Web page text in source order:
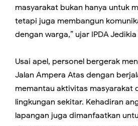
masyarakat bukan hanya untuk
tetapi juga membangun
dengan warga,” ujar IPDA
Usai apel, personel bergerak
Jalan Ampera Atas dengan
memantau aktivitas masyarakat
lingkungan sekitar. Kehadiran
lapangan juga dimanfaatkan